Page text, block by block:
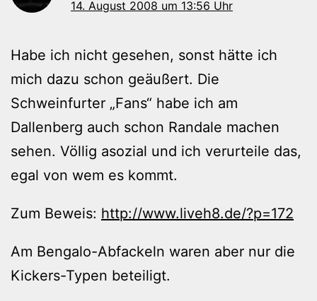
14. August 2008 um 13:56 Uhr
Habe ich nicht gesehen, sonst hätte ich
mich dazu schon geäußert. Die
Schweinfurter „Fans“ habe ich am
Dallenberg auch schon Randale machen
sehen. Völlig asozial und ich verurteile das,
egal von wem es kommt.
Zum Beweis: http://www.liveh8.de/?p=172
Am Bengalo-Abfackeln waren aber nur die
Kickers-Typen beteiligt.